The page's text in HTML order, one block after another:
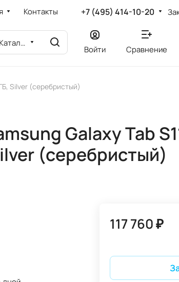
Контакты +7 (495) 414-10-20
Каталог
Войти Сравнение
Silver (серебристый)
Galaxy Tab
(серебристый)
117 760 ₽